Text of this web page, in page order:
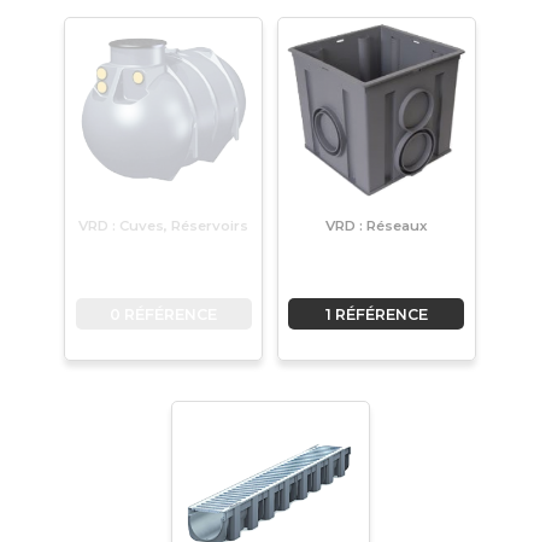
VRD : Cuves, Réservoirs VRD : Réseaux
1 RÉFÉRENCE